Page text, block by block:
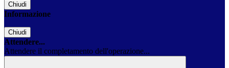
Chiudi
Informazione
Chiudi
Attendere...
Attendere il completamento dell'operazione...